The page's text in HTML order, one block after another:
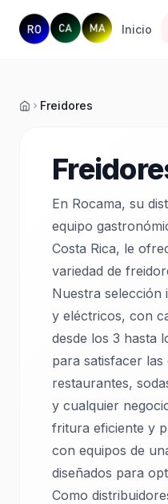
Inicio
Inicio
Freidores
En Rocama, su
equipo
Costa Rica, le
variedad de
Nuestra selección
y eléctricos, con
desde los 3 hasta
para satisfacer las
restaurantes,
y cualquier
fritura eficiente y
con equipos de
diseñados para
Como